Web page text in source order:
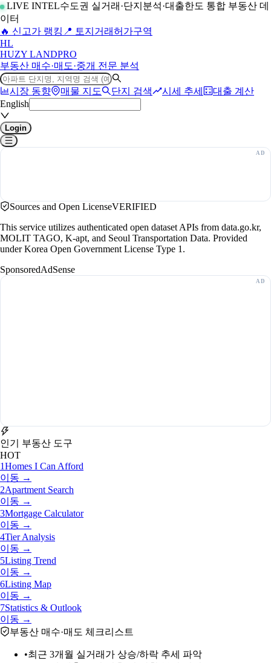
LIVE INTEL수도권 실거래·단지분석·대출한도 통합 부동산 데
이터
🔥 신고가 랭킹 📍 토지거래허가구역
HL
HUZY LANDPRO
부동산 매수·매도·중개 전문 분석
시장 동향 매물 지도 단지 검색 시세 추세
대출 계산
English
Login
Sources and Open LicenseVERIFIED
This service utilizes authenticated open dataset APIs from data.go.kr,
MOLIT TAGO, K-apt, and Seoul Transportation Data. Provided
under Korea Open Government License Type 1.
SponsoredAdSense
인기 부동산 도구
HOT
1Homes I Can Afford
이동 →
2Apartment Search
이동 →
3Mortgage Calculator
이동 →
4Tier Analysis
이동 →
5Listing Trend
이동 →
6Listing Map
이동 →
7Statistics & Outlook
이동 →
부동산 매수·매도 체크리스트
•최근 3개월 실거래가 상승/하락 추세 파악